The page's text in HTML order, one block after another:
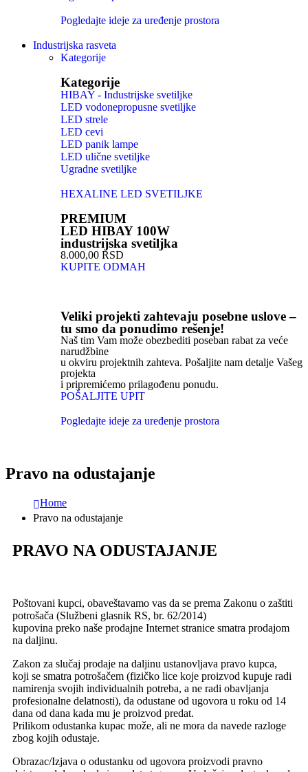
Pogledajte ideje za uređenje prostora
Industrijska rasveta
Kategorije
Kategorije
HIBAY - Industrijske svetiljke
LED vodonepropusne svetiljke
LED strele
LED cevi
LED panik lampe
LED ulične svetiljke
Ugradne svetiljke
HEXALINE LED SVETILJKE
PREMIUM
LED HIBAY 100W
industrijska svetiljka
8.000,00 RSD
KUPITE ODMAH
Veliki projekti zahtevaju posebne uslove –
tu smo da ponudimo rešenje!
Naš tim Vam može obezbediti poseban rabat za veće
narudžbine
u okviru projektnih zahteva. Pošaljite nam detalje Vašeg
projekta
i pripremićemo prilagođenu ponudu.
POŠALJITE UPIT
Pogledajte ideje za uređenje prostora
Pravo na odustajanje
Home
Pravo na odustajanje
PRAVO NA ODUSTAJANJE
Poštovani kupci, obaveštavamo vas da se prema Zakonu o zaštiti
potrošača (Službeni glasnik RS, br. 62/2014)
kupovina preko naše prodajne Internet stranice smatra prodajom
na daljinu.
Zakon za slučaj prodaje na daljinu ustanovljava pravo kupca,
koji se smatra potrošačem (fizičko lice koje proizvod kupuje radi
namirenja svojih individualnih potreba, a ne radi obavljanja
profesionalne delatnosti), da odustane od ugovora u roku od 14
dana od dana kada mu je proizvod predat.
Prilikom odustanka kupac može, ali ne mora da navede razloge
zbog kojih odustaje.
Obrazac/Izjava o odustanku od ugovora proizvodi pravno